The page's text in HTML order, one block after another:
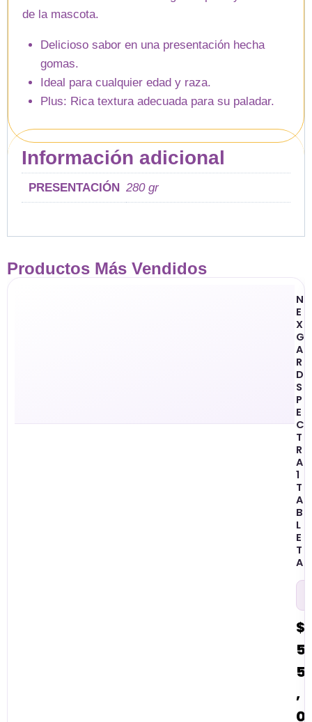
de la mascota.
Delicioso sabor en una presentación hecha
gomas.
Ideal para cualquier edad y raza.
Plus: Rica textura adecuada para su paladar.
Información adicional
PRESENTACIÓN 280 gr
Productos Más Vendidos
N
E
X
G
A
R
D
S
P
E
C
T
R
A
1
T
A
B
L
E
T
A
$
5
5
,
0